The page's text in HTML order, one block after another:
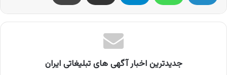
جدیدترین اخبار آگهی های تبلیغاتی ایران